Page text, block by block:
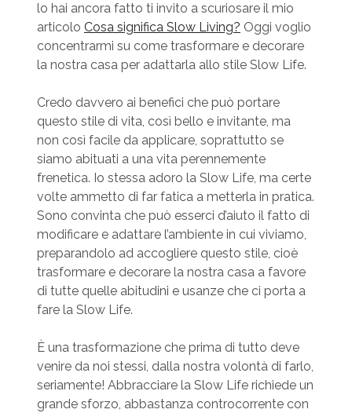
lo hai ancora fatto ti invito a scuriosare il mio
articolo Cosa significa Slow Living? Oggi voglio
concentrarmi su come trasformare e decorare
la nostra casa per adattarla allo stile Slow Life.
Credo davvero ai benefici che può portare
questo stile di vita, così bello e invitante, ma
non così facile da applicare, soprattutto se
siamo abituati a una vita perennemente
frenetica. Io stessa adoro la Slow Life, ma certe
volte ammetto di far fatica a metterla in pratica.
Sono convinta che può esserci d’aiuto il fatto di
modificare e adattare l’ambiente in cui viviamo,
preparandolo ad accogliere questo stile, cioè
trasformare e decorare la nostra casa a favore
di tutte quelle abitudini e usanze che ci porta a
fare la Slow Life.
È una trasformazione che prima di tutto deve
venire da noi stessi, dalla nostra volontà di farlo,
seriamente! Abbracciare la Slow Life richiede un
grande sforzo, abbastanza controcorrente con